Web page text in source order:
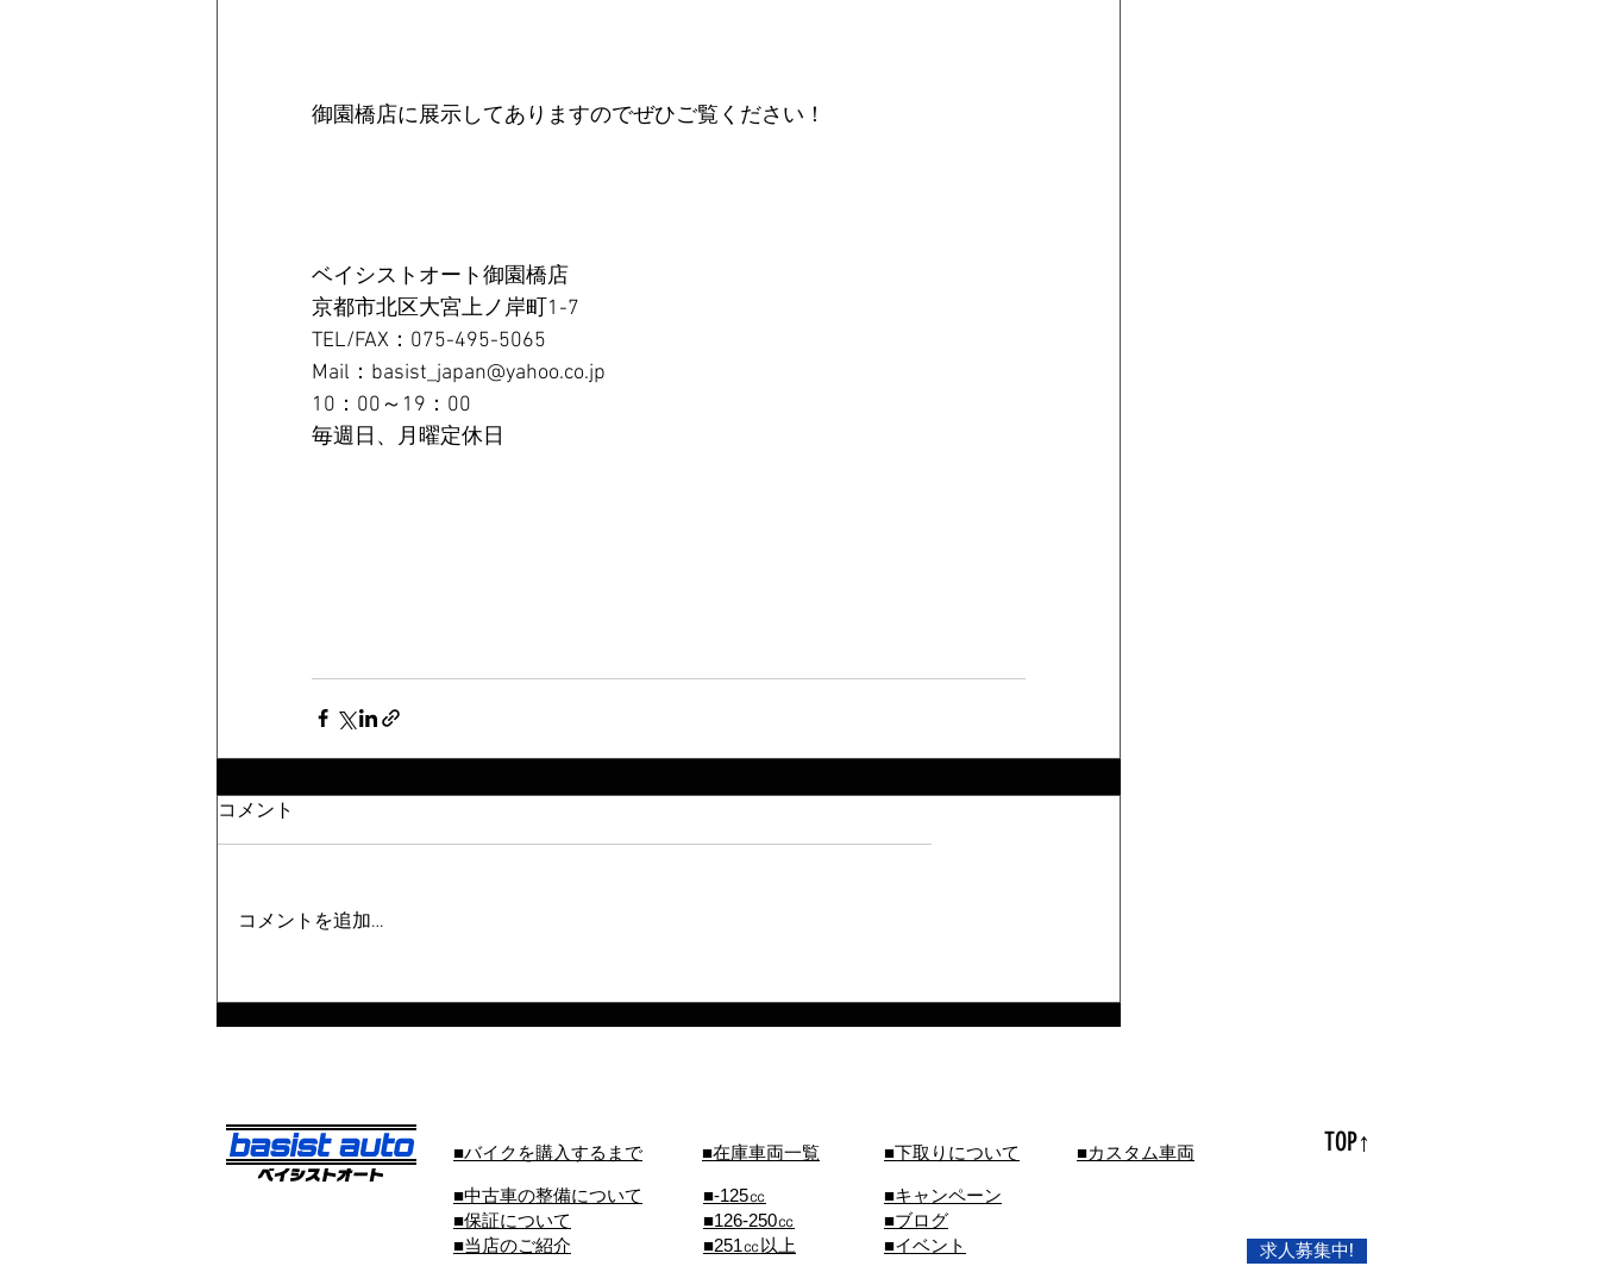
御園橋店に展示してありますのでぜひご覧ください！
ベイシストオート御園橋店
京都市北区大宮上ノ岸町1-7
TEL/FAX：075-495-5065
Mail：basist_japan@yahoo.co.jp
10：00～19：00
毎週日、月曜定休日
コメント
コメントを追加…
■バイクを購入するまで ■在庫車両一覧 ■下取りについて
■中古車の整備について
■保証について
■当店のご紹介
■-125㏄
■126-250㏄
■251㏄以上
■キャンペーン
■ブログ
■イベント
■カスタム車両 TOP↑
求人募集中!